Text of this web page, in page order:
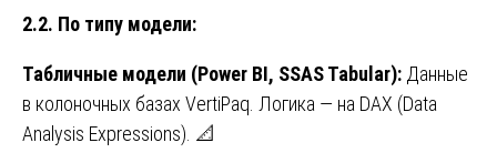
2.2. По типу модели:
Табличные модели (Power BI, SSAS Tabular): Данные
в колоночных базах VertiPaq. Логика — на DAX (Data
Analysis Expressions). 📐